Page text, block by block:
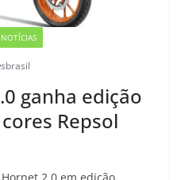
NOTÍCIAS
ganha edição
Repsol